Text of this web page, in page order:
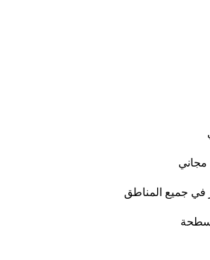
في جميع المناطق